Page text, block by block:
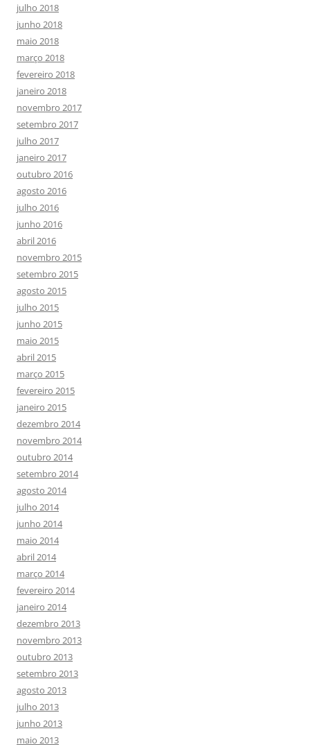
julho 2018
junho 2018
maio 2018
março 2018
fevereiro 2018
janeiro 2018
novembro 2017
setembro 2017
julho 2017
janeiro 2017
outubro 2016
agosto 2016
julho 2016
junho 2016
abril 2016
novembro 2015
setembro 2015
agosto 2015
julho 2015
junho 2015
maio 2015
abril 2015
março 2015
fevereiro 2015
janeiro 2015
dezembro 2014
novembro 2014
outubro 2014
setembro 2014
agosto 2014
julho 2014
junho 2014
maio 2014
abril 2014
março 2014
fevereiro 2014
janeiro 2014
dezembro 2013
novembro 2013
outubro 2013
setembro 2013
agosto 2013
julho 2013
junho 2013
maio 2013